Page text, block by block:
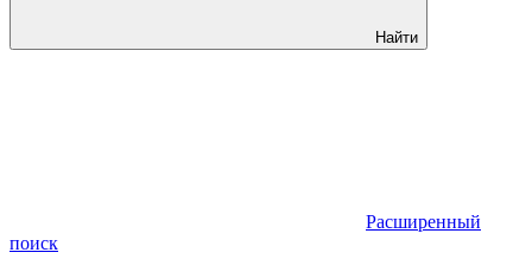
Найти
Расширенный
поиск